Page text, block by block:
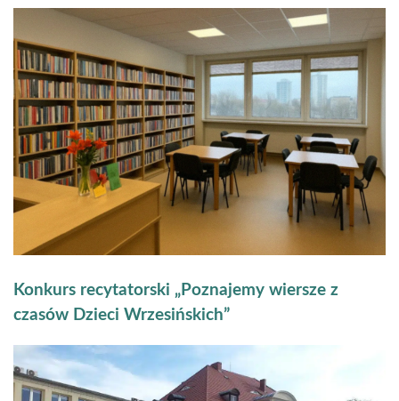
Konkurs recytatorski „Poznajemy wiersze z
czasów Dzieci Wrzesińskich”